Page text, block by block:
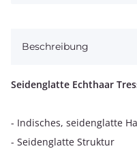
Beschreibung
Seidenglatte Echthaar
- Indisches, seidenglatte
- Seidenglatte Struktur